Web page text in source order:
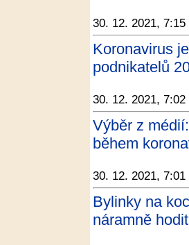
30. 12. 2021, 7:15
Koronavirus
podnikatelů
30. 12. 2021, 7:02
Výběr z
během
30. 12. 2021, 7:01
Bylinky na
náramně